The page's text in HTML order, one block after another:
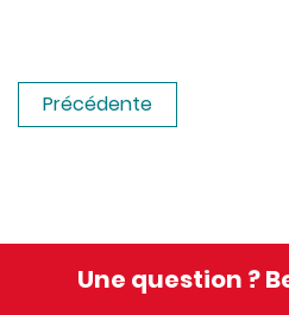
Précédente
Une question ?